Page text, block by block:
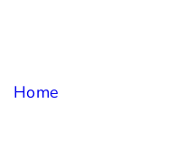
Home